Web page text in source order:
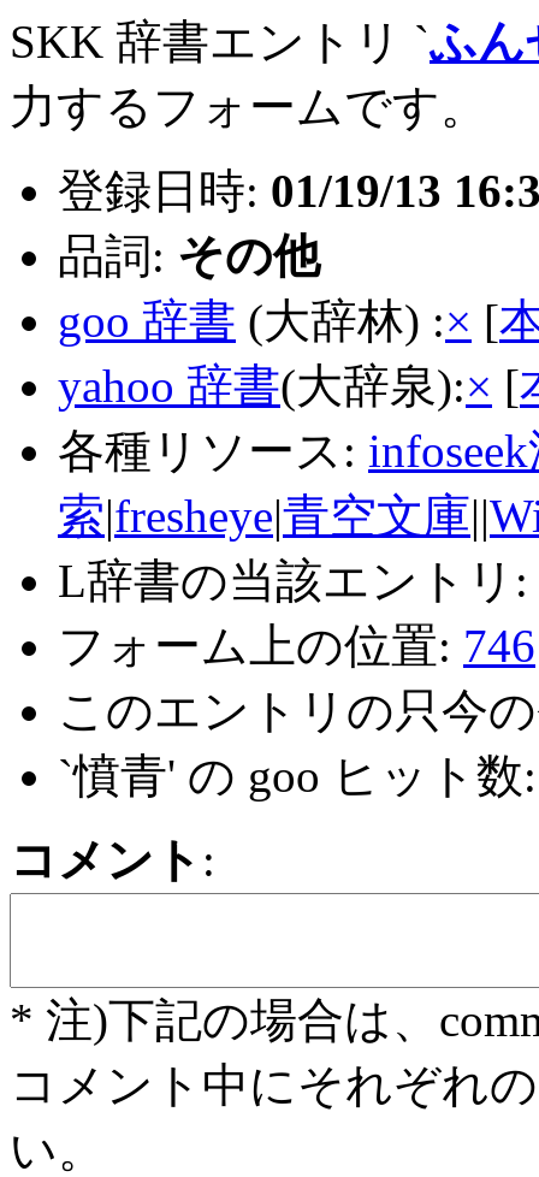
SKK 辞書エントリ `ふん
力するフォームです。
登録日時: 01/19/13
品詞: その他
goo 辞書 (大辞林) :× [
yahoo 辞書(大辞泉):× [
各種リソース:
索|fresheye|青空文庫||
L辞書の当該エントリ:
フォーム上の位置: 746
このエントリの只今
`憤青' の goo ヒット
コメント :
* 注)下記の場合は、
コメント中にそれぞれ
い。